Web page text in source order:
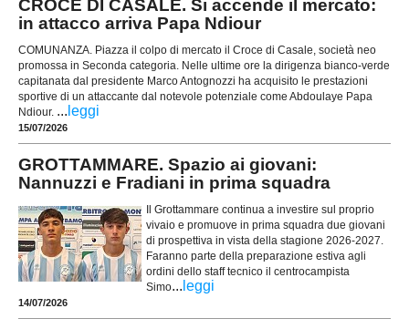
CROCE DI CASALE. Si accende il mercato:
in attacco arriva Papa Ndiour
COMUNANZA. Piazza il colpo di mercato il Croce di Casale, società neo
promossa in Seconda categoria. Nelle ultime ore la dirigenza bianco-verde
capitanata dal presidente Marco Antognozzi ha acquisito le prestazioni
sportive di un attaccante dal notevole potenziale come Abdoulaye Papa
Ndiour. ... leggi
15/07/2026
GROTTAMMARE. Spazio ai giovani:
Nannuzzi e Fradiani in prima squadra
Il Grottammare continua a investire sul proprio
vivaio e promuove in prima squadra due giovani
di prospettiva in vista della stagione 2026-2027.
Faranno parte della preparazione estiva agli
ordini dello staff tecnico il centrocampista
Simo... leggi
14/07/2026